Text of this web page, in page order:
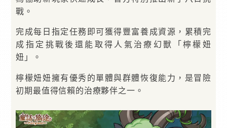
戰。
完成每日指定任務即可獲得豐富養成資源，累積完
成指定挑戰後還能取得人氣治療幻獸「檸檬妞
妞」。
檸檬妞妞擁有優秀的單體與群體恢復能力，是冒險
初期最值得信賴的治療夥伴之一。